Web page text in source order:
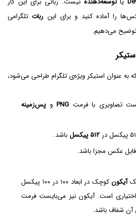
را آماده کنید و برای این ربات تلگرامی
توضیح می‌دهیم.
عنوان استیکر ویژه‌ی تلگرام طراحی می‌شود،
تصاویری با فرمت PNG و پس‌زمینه
۵۱۲ پیکسل
باشد.
عکس مجزا باشد.
یکآیکون
کوچک در ابعاد ۱۰۰ در ۱۰۰ پیکسل
اختیاری است. آیکون نیز می‌بایست فرمت